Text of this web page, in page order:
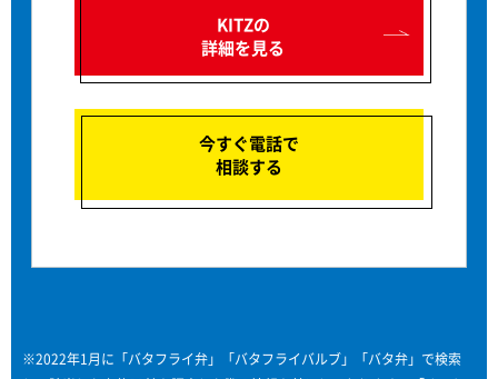
KITZの
詳細を見る
今すぐ電話で
相談する
※2022年1月に「バタフライ弁」「バタフライバルブ」「バタ弁」で検索